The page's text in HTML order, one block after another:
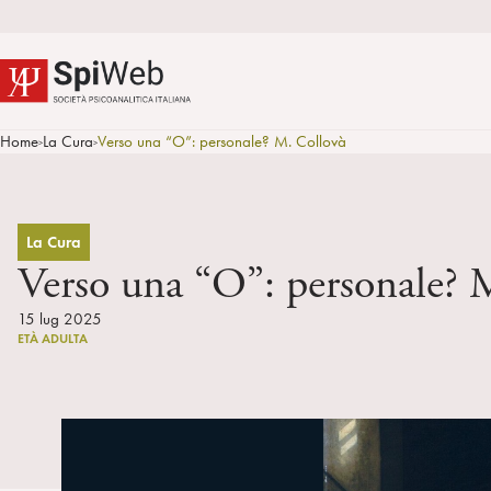
Home>La Cura>Verso una “O”: personale? M. Collovà
La Cura
Verso una “O”: personale?
15 lug 2025
ETÀ ADULTA